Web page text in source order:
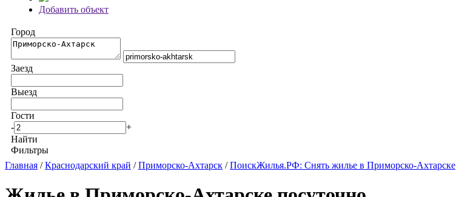
Добавить объект
Город
Заезд
Выезд
Гости
-
+
Найти
Фильтры
Главная /Краснодарский край /Приморско-Ахтарск /ПоискЖилья.РФ: Снять жилье в Приморско-Ахтарске